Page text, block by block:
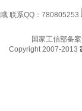
联系QQ：780805253
国家工信部备
Copyright 2007-2013